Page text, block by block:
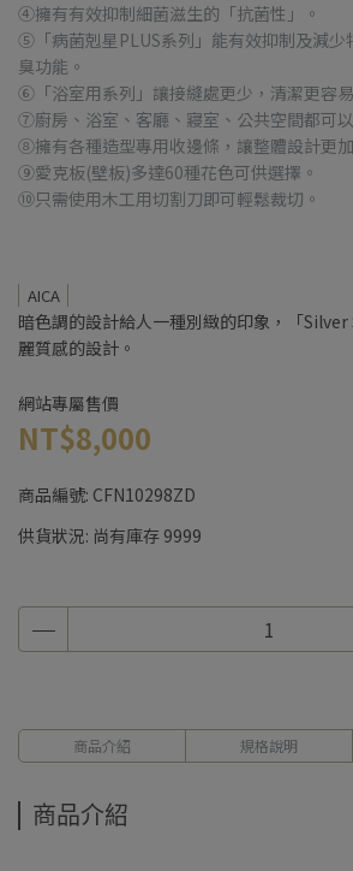
④擁有有效抑制細菌滋生的「抗菌性」。
⑤「病菌剋星PLUS系列」能有效抑制及減少
臭功能。
⑥「浴室用系列」讓接縫處更少，清潔更容易
⑦廚房、浴室、客廳、寢室、公共空間都可
⑧擁有各種造型專用收邊條，讓整體設計更加
⑨愛克板(壁板)多達60種花色可供選擇。
⑩只需使用木工用切割刀即可輕鬆裁切。
AICA
暗色調的設計給人一種別緻的印象，「
麗質感的設計。
網站專屬售價
NT$8,000
商品編號: CFN10298ZD
供貨狀況: 尚有庫存 9999
商品介紹 規格說明
商品介紹